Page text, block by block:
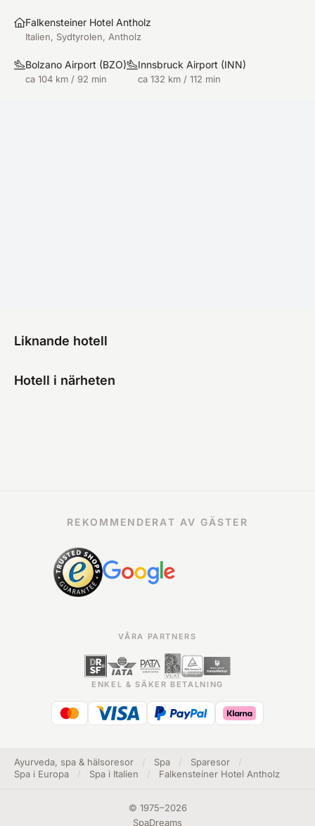
Falkensteiner Hotel Antholz
Italien, Sydtyrolen, Antholz
Bolzano Airport (BZO)
ca 104 km / 92 min
Innsbruck Airport (INN)
ca 132 km / 112 min
Liknande hotell
Hotell i närheten
REKOMMENDERAT AV GÄSTER
VÅRA PARTNERS
ENKEL & SÄKER BETALNING
Ayurveda, spa & hälsoresor Spa Sparesor
Spa i Europa
Spa i Italien Falkensteiner Hotel Antholz
© 1975–2026
SpaDreams